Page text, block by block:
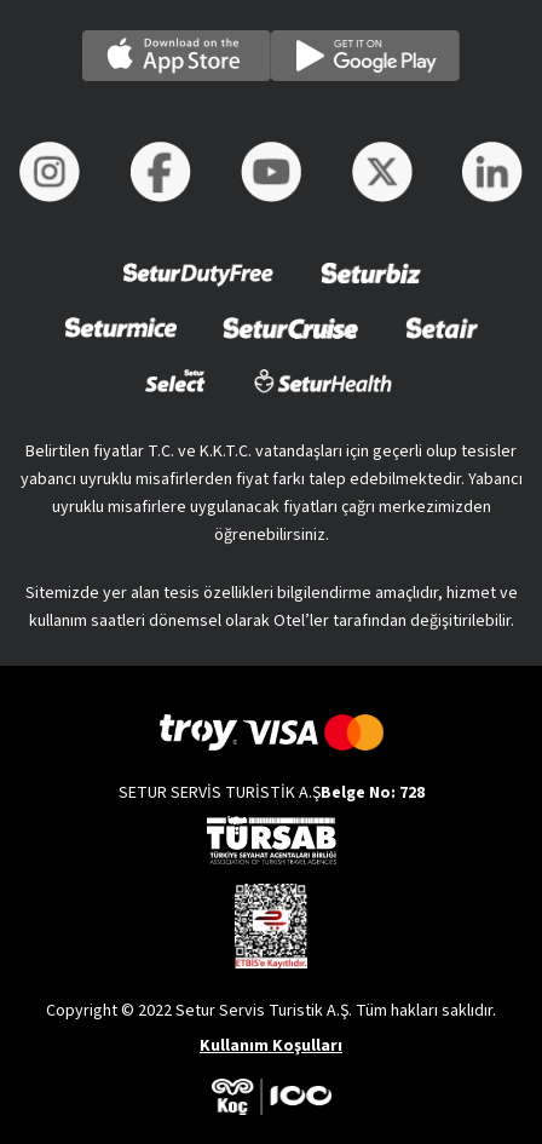
Belirtilen fiyatlar T.C. ve K.K.T.C. vatandaşları için geçerli olup tesisler
yabancı uyruklu misafirlerden fiyat farkı talep edebilmektedir. Yabancı
uyruklu misafirlere uygulanacak fiyatları çağrı merkezimizden
öğrenebilirsiniz.
Sitemizde yer alan tesis özellikleri bilgilendirme amaçlıdır, hizmet ve
kullanım saatleri dönemsel olarak Otel’ler tarafından değişitirilebilir.
SETUR SERVİS TURİSTİK A.ŞBelge No: 728
Copyright © 2022 Setur Servis Turistik A.Ş. Tüm hakları saklıdır.
Kullanım Koşulları